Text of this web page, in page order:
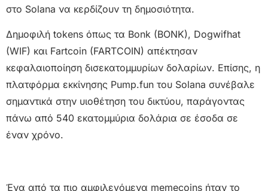
στο Solana να κερδίζουν τη δημοσιότητα.
Δημοφιλή tokens όπως τα Bonk (BONK), Dogwifhat
(WIF) και Fartcoin (FARTCOIN) απέκτησαν
κεφαλαιοποίηση δισεκατομμυρίων δολαρίων. Επίσης, η
πλατφόρμα εκκίνησης Pump.fun του Solana συνέβαλε
σημαντικά στην υιοθέτηση του δικτύου, παράγοντας
πάνω από 540 εκατομμύρια δολάρια σε έσοδα σε
έναν χρόνο.
Ένα από τα πιο αμφιλεγόμενα memecoins ήταν το